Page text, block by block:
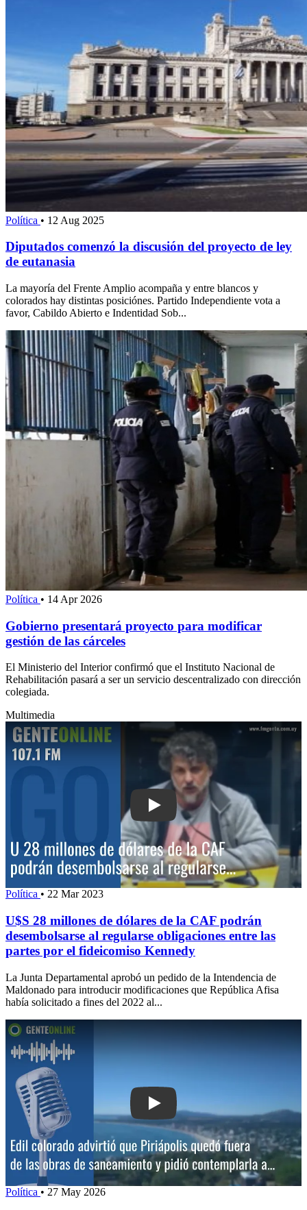
Política • 12 Aug 2025
Diputados comenzó la discusión del proyecto de ley
de eutanasia
La mayoría del Frente Amplio acompaña y entre blancos y
colorados hay distintas posiciónes. Partido Independiente vota a
favor, Cabildo Abierto e Indentidad Sob...
Política • 14 Apr 2026
Gobierno presentará proyecto para modificar
gestión de las cárceles
El Ministerio del Interior confirmó que el Instituto Nacional de
Rehabilitación pasará a ser un servicio descentralizado con dirección
colegiada.
Multimedia
Play: U$S 28 millones de dólares de
Política • 22 Mar 2023
U$S 28 millones de dólares de la CAF podrán
desembolsarse al regularse obligaciones entre las
partes por el fideicomiso Kennedy
La Junta Departamental aprobó un pedido de la Intendencia de
Maldonado para introducir modificaciones que República Afisa
había solicitado a fines del 2022 al...
Play: Edil colorado advirtió que
Política • 27 May 2026